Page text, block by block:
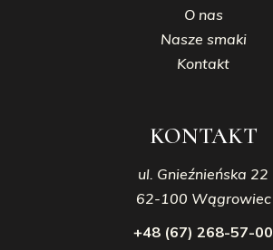
O nas
Nasze smaki
Kontakt
KONTAKT
ul. Gnieźnieńska 22
62-100 Wągrowiec
+48 (67) 268-57-00